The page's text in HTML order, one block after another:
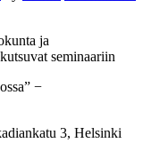
ja
seminaariin
−
3, Helsinki